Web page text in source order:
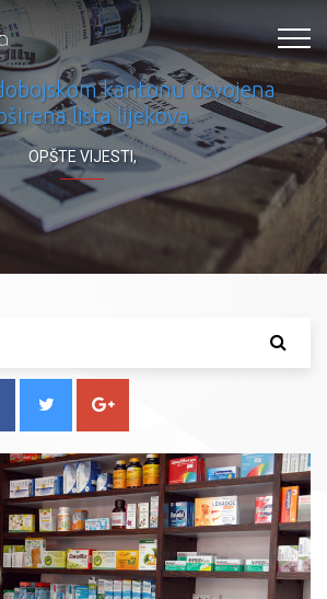
kantonu usvojena
lista lijekova
OPŠTE VIJESTI,